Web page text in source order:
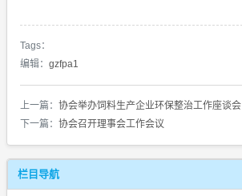
Tags：
编辑： gzfpa1
上一篇： 协会举办饲料生产企业环保整治工作座谈会
下一篇： 协会召开理事会工作会议
栏目导航